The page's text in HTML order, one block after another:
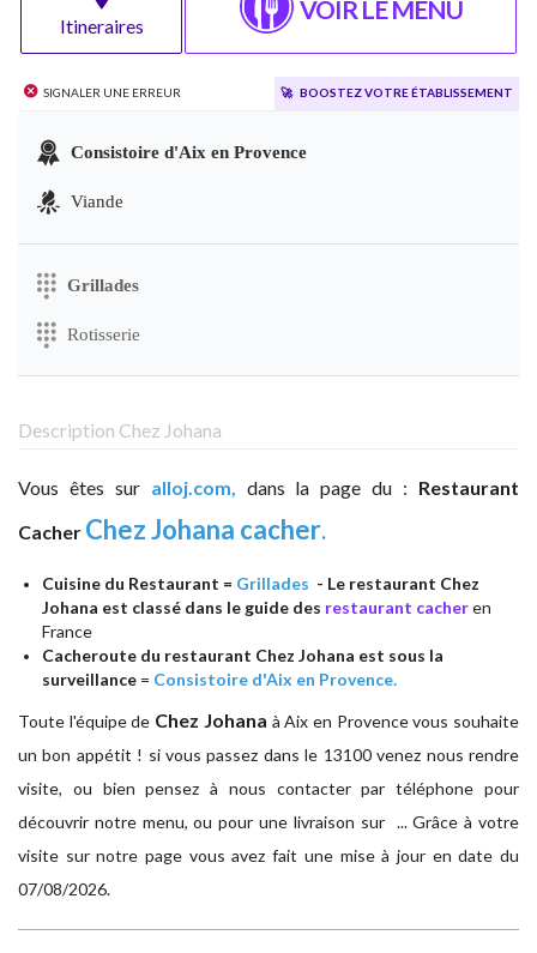
Itineraires
VOIR LE MENU
Signaler une erreur 🚀 Boostez votre établissement
Consistoire d'Aix en Provence
Viande
Grillades
Rotisserie
Description Chez Johana
Vous êtes sur alloj.com, dans la page du : Restaurant
Cacher Chez Johana cacher.
Cuisine du Restaurant = Grillades - Le restaurant Chez
Johana est classé dans le guide des restaurant cacheren
France
Cacheroute du restaurant Chez Johana est sous la
surveillance = Consistoire d'Aix en Provence.
Toute l'équipe de Chez Johana à Aix en Provence vous souhaite
un bon appétit ! si vous passez dans le 13100 venez nous rendre
visite, ou bien pensez à nous contacter par téléphone pour
découvrir notre menu, ou pour une livraison sur ... Grâce à votre
visite sur notre page vous avez fait une mise à jour en date du
07/08/2026.